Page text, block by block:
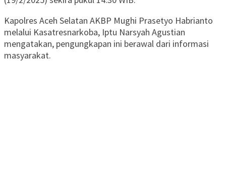
Kapolres Aceh Selatan AKBP Mughi Prasetyo Habrianto
melalui Kasatresnarkoba, Iptu Narsyah Agustian
mengatakan, pengungkapan ini berawal dari informasi
masyarakat.